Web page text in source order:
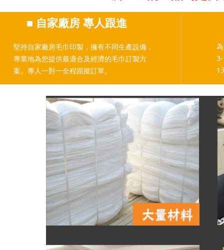
■ 自家廠房 專人跟進
1
堅持自家廠房毛巾印製，擁有不同生產設備，
專業地為您提供最適合及經濟的毛巾訂製方
案。專人一對一全程跟蹤訂單。